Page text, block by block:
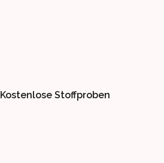
Kostenlose Stoffproben